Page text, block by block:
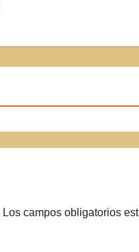
Los campos obligatorios